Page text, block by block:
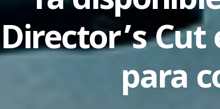
Director’s Cut
para